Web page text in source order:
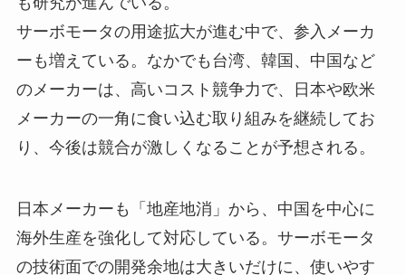
サーボモータの用途拡大が進む中で、参入メーカ
ーも増えている。なかでも台湾、韓国、中国など
のメーカーは、高いコスト競争力で、日本や欧米
メーカーの一角に食い込む取り組みを継続してお
り、今後は競合が激しくなることが予想される。
日本メーカーも「地産地消」から、中国を中心に
海外生産を強化して対応している。サーボモータ
の技術面での開発余地は大きいだけに、使いやす